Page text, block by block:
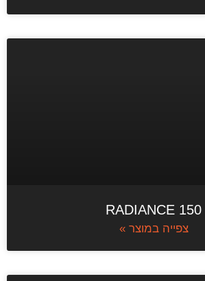
150 RADIANCE
צפייה במוצר »